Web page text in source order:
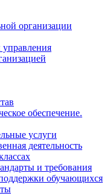
организации
обеспечение.
услуги
деятельность
и требования
обучающихся